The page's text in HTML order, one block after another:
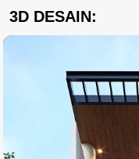
3D DESAIN: